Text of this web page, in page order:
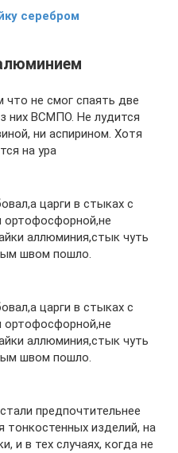
серебром
что не смог спаять две
них ВСМПО. Не лудится
ни аспирином. Хотя
на ура
царги в стыках с
аллюминия,стык чуть
швом пошло.
царги в стыках с
аллюминия,стык чуть
швом пошло.
предпочтительнее
тонкостенных изделий, на
и в тех случаях, когда не